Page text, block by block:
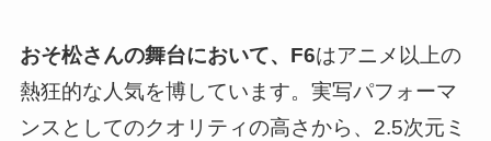
おそ松さんの舞台において、F6はアニメ以上の
熱狂的な人気を博しています。実写パフォーマ
ンスとしてのクオリティの高さから、2.5次元ミ